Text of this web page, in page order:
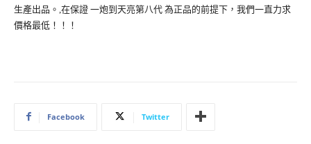
生產出品。,在保證 一炮到天亮第八代 為正品的前提下，我們一直力求
價格最低！！！
Facebook Twitter